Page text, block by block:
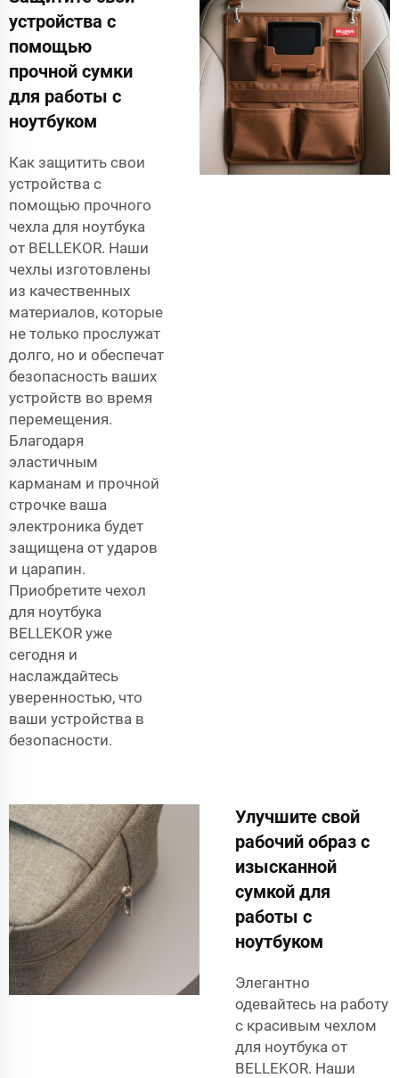
устройства с
помощью
прочной сумки
для работы с
ноутбуком
Как защитить свои
устройства с
помощью прочного
чехла для ноутбука
от BELLEKOR. Наши
чехлы изготовлены
из качественных
материалов, которые
не только прослужат
долго, но и обеспечат
безопасность ваших
устройств во время
перемещения.
Благодаря
эластичным
карманам и прочной
строчке ваша
электроника будет
защищена от ударов
и царапин.
Приобретите чехол
для ноутбука
BELLEKOR уже
сегодня и
наслаждайтесь
уверенностью, что
ваши устройства в
безопасности.
Улучшите свой
рабочий образ с
изысканной
сумкой для
работы с
ноутбуком
Элегантно
одевайтесь на работу
с красивым чехлом
для ноутбука от
BELLEKOR. Наши